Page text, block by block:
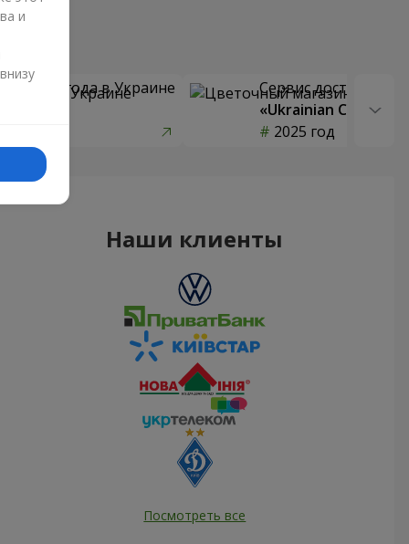
цветов года в Украине
Сервис доставки
«Ukrainian Choice»
2025 год
Наши клиенты
Посмотреть все
и